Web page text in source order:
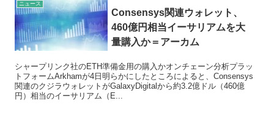
ニュース
Consensys関連ウォレット、
460億円相当イーサリアムを大
量購入か＝アーカム
シャープリンク社のETH準備金用の購入かオンチェーン分析プラッ
トフォームArkhamが4日明らかにしたところによると、Consensys
関連のクジラウォレットがGalaxyDigitalから約3.2億ドル（460億
円）相当のイーサリアム（E...